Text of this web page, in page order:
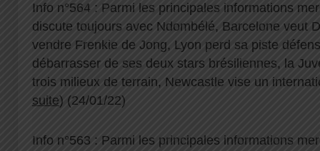
Info n°564 : Parmi les principales informations
discute toujours avec Ndombélé, Barcelone veut
vendre Frenkie de Jong, Lyon perd sa piste
débarrasser de ses deux stars brésiliennes, la
trois milieux de terrain, Newcastle vise un
suite) (24/01/22)
Info n°563 : Parmi les principales informations